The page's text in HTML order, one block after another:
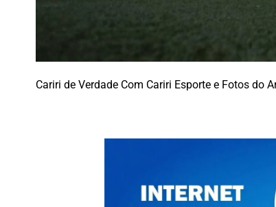
Cariri de Verdade Com Cariri Esporte e Fotos do